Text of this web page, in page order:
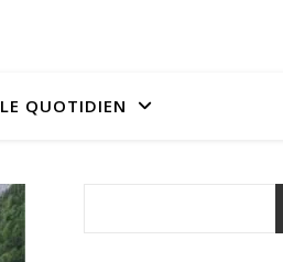
LE QUOTIDIEN